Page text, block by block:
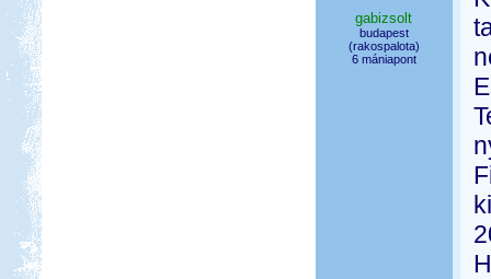
gabizsolt
budapest
(rakospalota)
6 mániapont